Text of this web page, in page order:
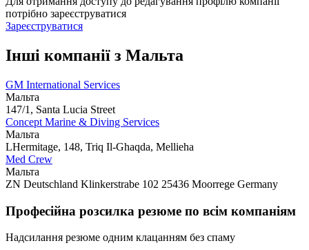
потрібно зареєструватися
Зареєструватися
Інші компанії з Мальта
GM International Services
Мальта
147/1, Santa Lucia Street
Concept Marine & Diving Services
Мальта
LHermitage, 148, Triq Il-Ghaqda, Mellieha
Med Crew
Мальта
ZN Deutschland Klinkerstrabe 102 25436 Moorrege Germany
Професійна розсилка резюме по всім компаніям
Надсилання резюме одним клацанням без спаму